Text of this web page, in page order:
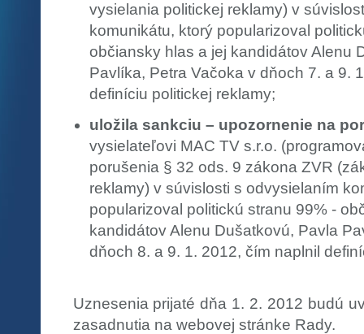
vysielania politickej reklamy) v
komunikátu, ktorý popularizoval
občiansky hlas a jej kandidátov Alenu
Pavlíka, Petra Vačoka v dňoch 7. a 9.
definíciu politickej reklamy;
uložila sankciu – upozornenie na
vysielateľovi MAC TV s.r.o.
porušenia § 32 ods. 9 zákona ZVR
reklamy) v súvislosti s odvysielaním
popularizoval politickú stranu 99% -
kandidátov Alenu Dušatkovú, Pavla
dňoch 8. a 9. 1. 2012, čím naplnil
Uznesenia prijaté dňa 1. 2. 2012 budú
zasadnutia na webovej stránke Rady.